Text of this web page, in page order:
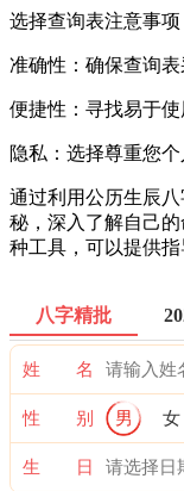
选择查询表注意事项
准确性：确保查询表
便捷性：寻找易于使
隐私：选择尊重您
通过利用公历生辰
秘，深入了解自己
种工具，可以提供
八字精批
姓 名
性 别 男 女
生 日